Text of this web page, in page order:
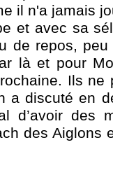
il n'a jamais
et avec sa
de repos,
là et pour
Ils ne
a discuté en
d’avoir des
des Aiglons